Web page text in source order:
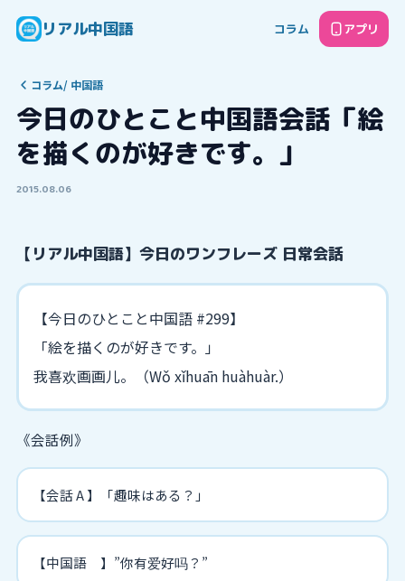
リアル中国語 コラム アプリ
コラム/ 中国語
今日のひとこと中国語会話「絵
を描くのが好きです。」
2015.08.06
【リアル中国語】今日のワンフレーズ 日常会話
【今日のひとこと中国語 #299】
「絵を描くのが好きです。」
我喜欢画画儿。（Wǒ xǐhuān huàhuàr.）
《会話例》
【会話 A 】「趣味はある？」
【中国語 】”你有爱好吗？”